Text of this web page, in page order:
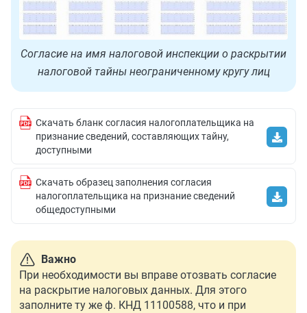
Согласие на имя налоговой инспекции о раскрытии
налоговой тайны неограниченному кругу лиц
Скачать бланк согласия налогоплательщика на
признание сведений, составляющих тайну,
доступными
Скачать образец заполнения согласия
налогоплательщика на признание сведений
общедоступными
Важно
При необходимости вы вправе отозвать согласие
на раскрытие налоговых данных. Для этого
заполните ту же ф. КНД 11100588, что и при